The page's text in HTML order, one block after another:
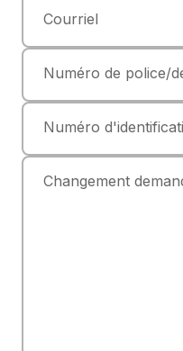
Courriel
Numéro de police/
Numéro
Changement